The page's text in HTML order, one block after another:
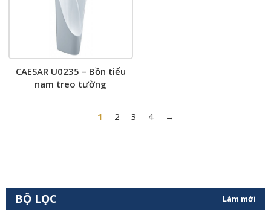
CAESAR U0235 – Bồn tiểu
nam treo tường
1 2 3 4 →
BỘ LỌC Làm mới